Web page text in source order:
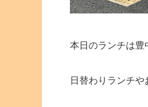
本日のランチは豊
日替わりランチ